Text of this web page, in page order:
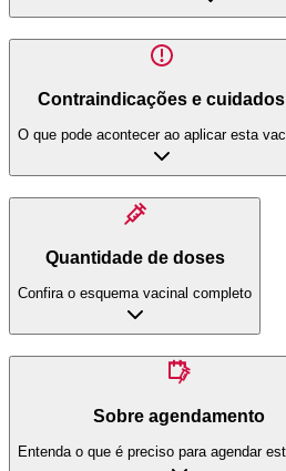
Contraindicações e cuidados
O que pode acontecer ao aplicar esta
Quantidade de doses
Confira o esquema vacinal completo
Sobre agendamento
Entenda o que é preciso para agendar